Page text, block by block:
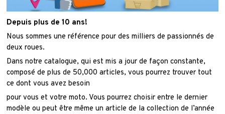
Depuis plus de 10 ans!
Nous sommes une référence pour des milliers de passionnés de
deux roues.
Dans notre catalogue, qui est mis a jour de façon constante,
composé de plus de 50,000 articles, vous pourrez trouver tout
ce dont vous avez besoin
pour vous et votre moto. Vous pourrez choisir entre le dernier
modèle ou peut être même un article de la collection de l’année